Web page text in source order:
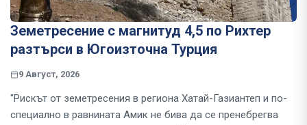
Земетресение с магнитуд 4,5 по Рихтер
разтърси в Югоизточна Турция
9 Август, 2026
"Рискът от земетресения в региона Хатай-Газиантеп и по-
специално в равнината Амик не бива да се пренебрегва